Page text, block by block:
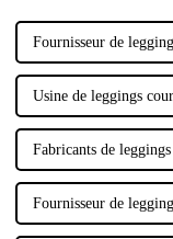
Fournisseur de
Usine de leggings
Fabricants de
Fournisseur de